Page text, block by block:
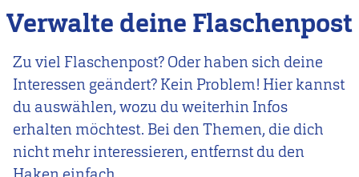
Inhalt
in
English.
Head
our
English
Verwalte deine Flaschenpost
Zu viel Flaschenpost? Oder haben sich deine
Interessen geändert? Kein Problem! Hier kannst
du auswählen, wozu du weiterhin Infos
erhalten möchtest. Bei den Themen, die dich
nicht mehr interessieren, entfernst du den